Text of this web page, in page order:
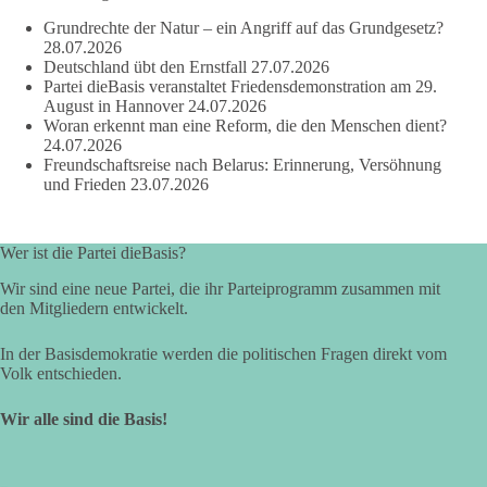
wenn er Sachsen-Anhalt nicht weiterbringt.
💬 Was ist dir wichtiger: der Absender eines Antrags oder das
Ergebnis für Sachsen-Anhalt?
#dieBasis #sachsenanhalt
👉 Folgen:
24 6 2 Auf Facebook ansehen
2 Tage(n) zuvor
⚡ Vorsorge ist richtig. Aber Vorsorge ersetzt keine verlässliche
Grundrechte der Natur – ein Angriff auf das Grundgesetz?
28.07.2026
Deutschland übt den Ernstfall 27.07.2026
Partei dieBasis veranstaltet Friedensdemonstration am 29.
August in Hannover 24.07.2026
Woran erkennt man eine Reform, die den Menschen dient?
24.07.2026
Freundschaftsreise nach Belarus: Erinnerung, Versöhnung
und Frieden 23.07.2026
Wer ist die Partei dieBasis?
Wir sind eine neue Partei, die ihr Parteiprogramm zusammen mit
den Mitgliedern entwickelt.
In der Basisdemokratie werden die politischen Fragen direkt vom
Volk entschieden.
Wir alle sind die Basis!